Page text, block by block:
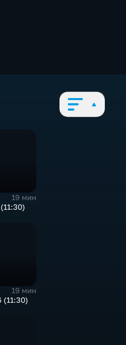
19 мин
19 мин
(11:30)